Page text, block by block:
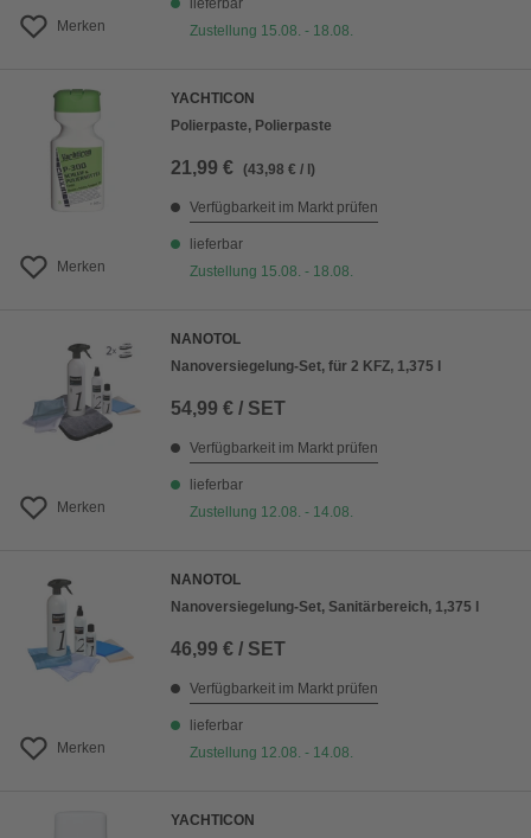
Merken
lieferbar
Zustellung 15.08. - 18.08.
Merken
YACHTICON
Polierpaste, Polierpaste
21,99 € (43,98 € / l)
Verfügbarkeit im Markt prüfen
lieferbar
Zustellung 15.08. - 18.08.
Merken
NANOTOL
Nanoversiegelung-Set, für 2 KFZ, 1,375 l
54,99 € / SET
Verfügbarkeit im Markt prüfen
lieferbar
Zustellung 12.08. - 14.08.
Merken
NANOTOL
Nanoversiegelung-Set, Sanitärbereich, 1,375 l
46,99 € / SET
Verfügbarkeit im Markt prüfen
lieferbar
Zustellung 12.08. - 14.08.
YACHTICON